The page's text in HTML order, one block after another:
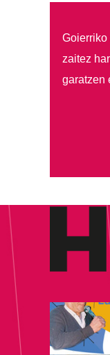
Goierriko
zaitez
garatzen